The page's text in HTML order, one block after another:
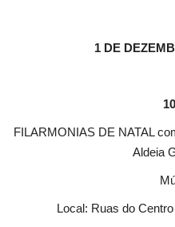
1 DE
FILARMONIAS DE NATAL
Aldeia
Local: Ruas do